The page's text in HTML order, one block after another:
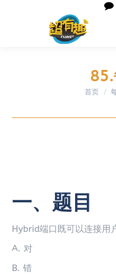
85.
您在这
首页
一、题目
Hybrid端口既可以连接用
A. 对
B. 错